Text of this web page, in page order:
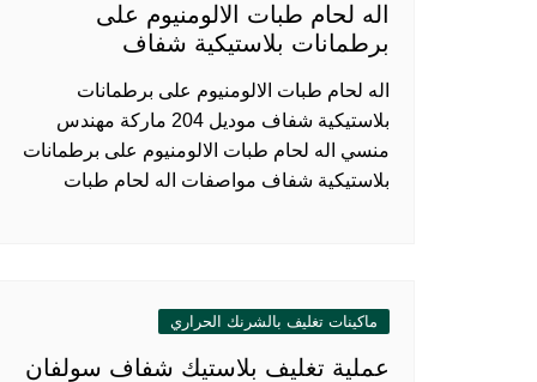
اله لحام طبات الالومنيوم على
برطمانات بلاستيكية شفاف
اله لحام طبات الالومنيوم على برطمانات
بلاستيكية شفاف موديل 204 ماركة مهندس
منسي اله لحام طبات الالومنيوم على برطمانات
بلاستيكية شفاف مواصفات اله لحام طبات
ماكينات تغليف بالشرنك الحراري
عملية تغليف بلاستيك شفاف سولفان